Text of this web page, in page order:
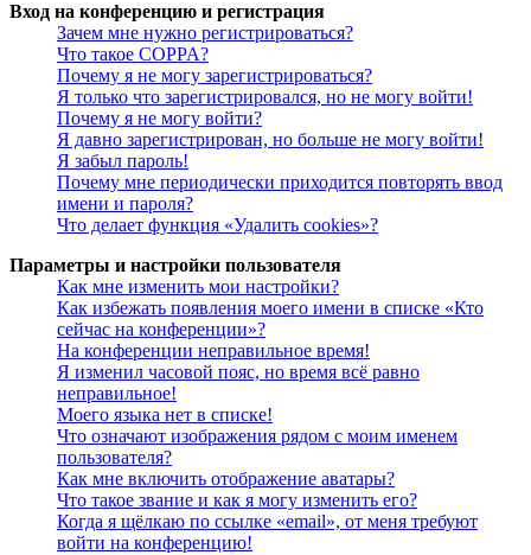
Вход на конференцию и регистрация
Зачем мне нужно регистрироваться?
Что такое COPPA?
Почему я не могу зарегистрироваться?
Я только что зарегистрировался, но не могу войти!
Почему я не могу войти?
Я давно зарегистрирован, но больше не могу войти!
Я забыл пароль!
Почему мне периодически приходится повторять ввод
имени и пароля?
Что делает функция «Удалить cookies»?
Параметры и настройки пользователя
Как мне изменить мои настройки?
Как избежать появления моего имени в списке «Кто
сейчас на конференции»?
На конференции неправильное время!
Я изменил часовой пояс, но время всё равно
неправильное!
Моего языка нет в списке!
Что означают изображения рядом с моим именем
пользователя?
Как мне включить отображение аватары?
Что такое звание и как я могу изменить его?
Когда я щёлкаю по ссылке «email», от меня требуют
войти на конференцию!